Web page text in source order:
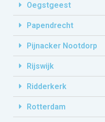
Oegstgeest
Papendrecht
Pijnacker Nootdorp
Rijswijk
Ridderkerk
Rotterdam